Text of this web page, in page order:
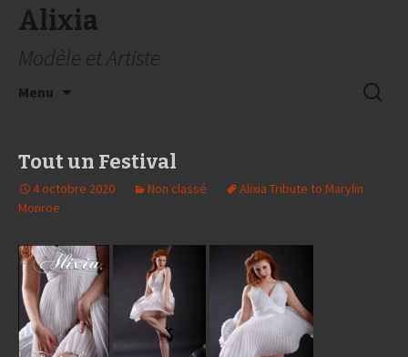
Alixia
Modèle et Artiste
Menu
Tout un Festival
4 octobre 2020 Non classé
Alixia Tribute to Marylin
Monroe